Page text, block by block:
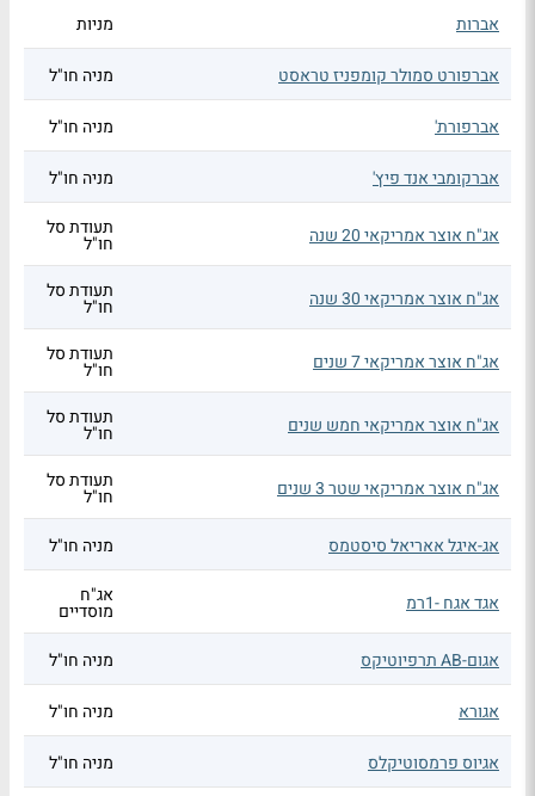
אברות מניות
אברפורט סמולר קומפניז טראסט מניה חו"ל
אברפורת' מניה חו"ל
אברקומבי אנד פיץ' מניה חו"ל
אג"ח אוצר אמריקאי 20 שנה תעודת סל
חו"ל
אג"ח אוצר אמריקאי 30 שנה תעודת סל
חו"ל
אג"ח אוצר אמריקאי 7 שנים תעודת סל
חו"ל
אג"ח אוצר אמריקאי חמש שנים תעודת סל
חו"ל
אג"ח אוצר אמריקאי שטר 3 שנים תעודת סל
חו"ל
אג-איגל אאריאל סיסטמס
מניה חו"ל
אגד אגח -1רמ אג"ח
מוסדיים
אגום-AB תרפיוטיקס
מניה חו"ל
אגורא מניה חו"ל
אגיוס פרמסוטיקלס מניה חו"ל